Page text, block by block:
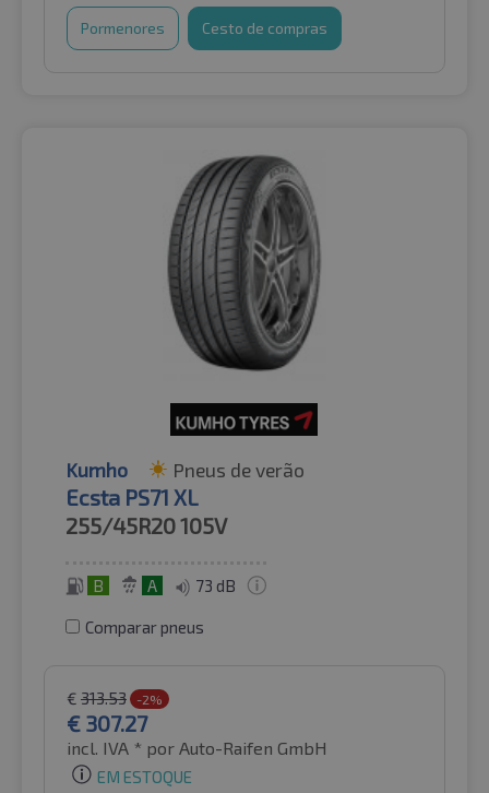
Pormenores Cesto de compras
Kumho Pneus de verão
Ecsta PS71 XL
255/45R20105V
B A 73 dB
Comparar pneus
€ 313.53 -2%
€ 307.27
incl. IVA * por Auto-Raifen GmbH
EM ESTOQUE